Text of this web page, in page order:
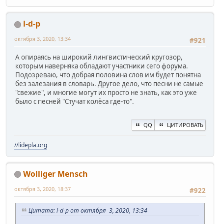
l-d-p
#921
октября 3, 2020, 13:34
А опираясь на широкий лингвистический кругозор,
которым наверняка обладают участники сего форума.
Подозреваю, что добрая половина слов им будет понятна
без залезания в словарь. Другое дело, что песни не самые
"свежие", и многие могут их просто не знать, как это уже
было с песней "Стучат колёса где-то".
QQ ЦИТИРОВАТЬ
//lidepla.org
Wolliger Mensch
#922
октября 3, 2020, 18:37
Цитата: l-d-p от октября 3, 2020, 13:34